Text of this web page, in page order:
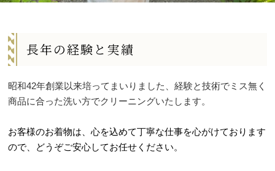
長年の経験と実績
昭和42年創業以来培ってまいりました、経験と技術でミス無く
商品に合った洗い方でクリーニングいたします。
お客様のお着物は、心を込めて丁寧な仕事を心がけております
ので、どうぞご安心してお任せください。